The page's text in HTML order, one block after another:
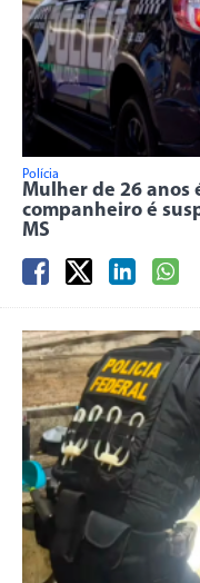
Polícia
Mulher de 26 anos
companheiro é
MS